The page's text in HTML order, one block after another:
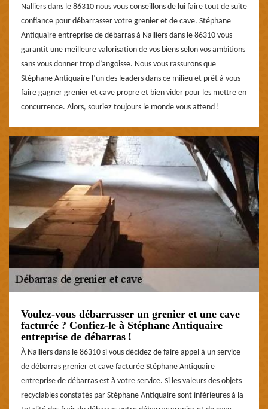
Nalliers dans le 86310 nous vous conseillons de lui faire tout de suite
confiance pour débarrasser votre grenier et de cave. Stéphane
Antiquaire entreprise de débarras à Nalliers dans le 86310 vous
garantit une meilleure valorisation de vos biens selon vos ambitions
sans vous donner trop d’angoisse. Nous vous rassurons que
Stéphane Antiquaire l’un des leaders dans ce milieu et prêt à vous
faire gagner grenier et cave propre et bien vider pour les mettre en
concurrence. Alors, souriez toujours le monde vous attend !
Voulez-vous débarrasser un grenier et une cave
facturée ? Confiez-le à Stéphane Antiquaire
entreprise de débarras !
À Nalliers dans le 86310 si vous décidez de faire appel à un service
de débarras grenier et cave facturée Stéphane Antiquaire
entreprise de débarras est à votre service. Si les valeurs des objets
recyclables constatés par Stéphane Antiquaire sont inférieures à la